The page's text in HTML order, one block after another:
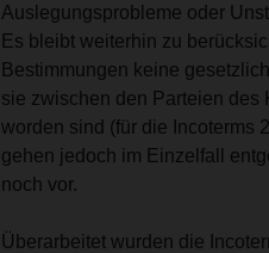
Auslegungsprobleme oder
Es bleibt weiterhin zu
Bestimmungen keine
sie zwischen den Parteien des
worden sind (für die Incoterms
gehen jedoch im Einzelfall
noch vor.
Überarbeitet wurden die